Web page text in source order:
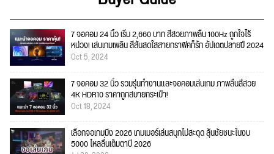
7 จอคอม 24 นิ้ว เริ่ม 2,660 บาท สีสวยภาพลื่น 100Hz ถูกใจไร้
หน่วง! เล่นเกมเพลิน สีสันสดใสสายกราฟิคก็รัก อัปเดตปลายปี 2024
Oct 5, 2024
7 จอคอม 32 นิ้ว รวมรุ่นทำงานและจอคอมเล่นเกม ภาพลื่นสีสวย
4K HDR10 ราคาถูกสบายกระเป๋า!
Oct 18, 2024
เลือกจอเกมมิ่ง 2026 เกมเมอร์เล่นสนุกไม่สะดุด ลุ้นชัยชนะในงบ
5000 ไหลลื่นเต็มตาปี 2026